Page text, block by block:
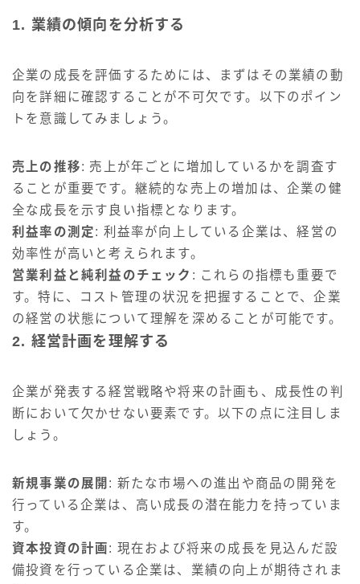
1. 業績の傾向を分析する
企業の成長を評価するためには、まずはその業績の動
向を詳細に確認することが不可欠です。以下のポイン
トを意識してみましょう。
売上の推移: 売上が年ごとに増加しているかを調査す
ることが重要です。継続的な売上の増加は、企業の健
全な成長を示す良い指標となります。
利益率の測定: 利益率が向上している企業は、経営の
効率性が高いと考えられます。
営業利益と純利益のチェック : これらの指標も重要で
す。特に、コスト管理の状況を把握することで、企業
の経営の状態について理解を深めることが可能です。
2. 経営計画を理解する
企業が発表する経営戦略や将来の計画も、成長性の判
断において欠かせない要素です。以下の点に注目しま
しょう。
新規事業の展開 : 新たな市場への進出や商品の開発を
行っている企業は、高い成長の潜在能力を持っていま
す。
資本投資の計画: 現在および将来の成長を見込んだ設
備投資を行っている企業は、業績の向上が期待されま